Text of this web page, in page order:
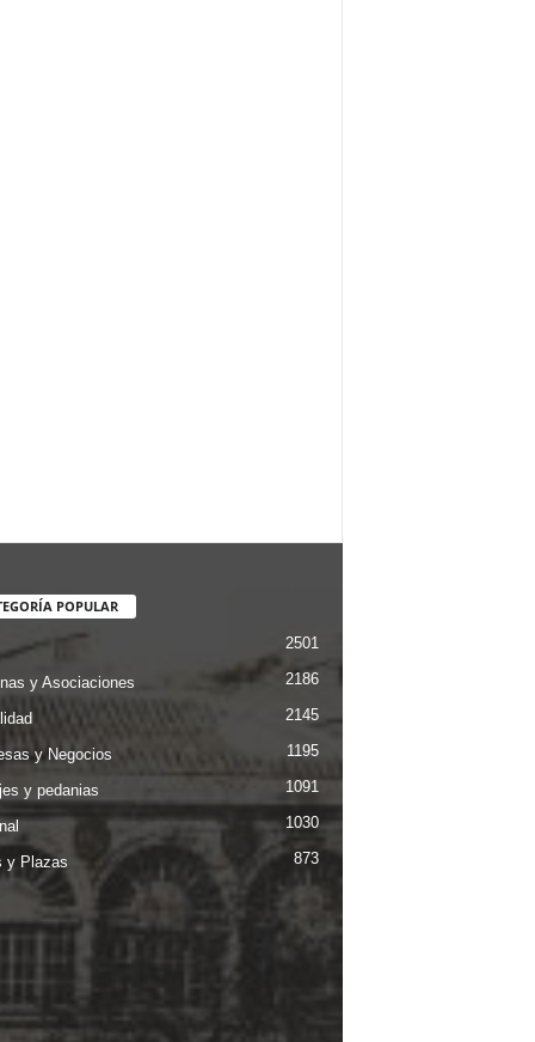
POPULAR
2501
y Asociaciones 2186
2145
y Negocios 1195
y pedanias 1091
1030
y Plazas 873